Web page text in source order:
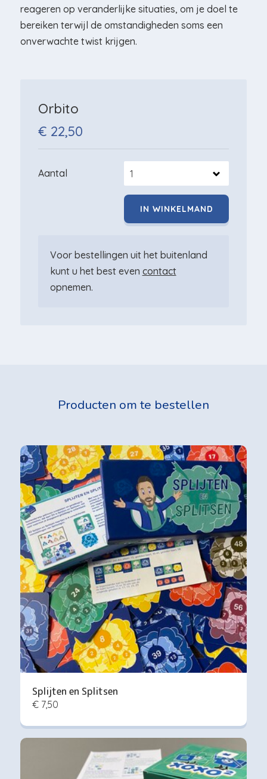
reageren op veranderlijke situaties, om je doel te
bereiken terwijl de omstandigheden soms een
onverwachte twist krijgen.
Orbito
€ 22,50
Aantal
Voor bestellingen uit het buitenland
kunt u het best even contact
opnemen.
Producten om te bestellen
Splijten en Splitsen
€ 7,50